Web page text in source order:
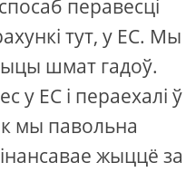
перавесці
тут, у ЕС. Мы
шмат гадоў.
у ЕС і пераехалі ў
мы павольна
жыццё за